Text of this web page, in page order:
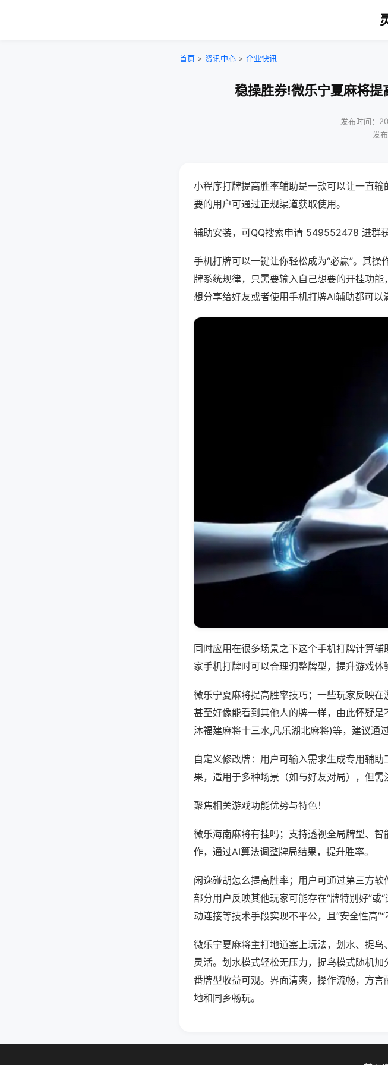
首页 > 资讯中心 > 企业快讯
稳操胜券!微乐宁夏麻将
发布时间：
发
小程序打牌提高胜率辅助是一款可以让一直
要的用户可通过正规渠道获取使用。
辅助安装，可QQ搜索申请 549552478 进群
手机打牌可以一键让你轻松成为“必赢”。其
牌系统规律，只需要输入自己想要的开挂功
想分享给好友或者使用手机打牌AI辅助都可以
同时应用在很多场景之下这个手机打牌计算
家手机打牌时可以合理调整牌型，提升游戏体
微乐宁夏麻将提高胜率技巧；一些玩家反映在
甚至好像能看到其他人的牌一样，由此怀疑
沐福建麻将十三水,凡乐湖北麻将)等，建议通
自定义修改牌：用户可输入需求生成专用辅
果，适用于多种场景（如与好友对局），但需
聚焦相关游戏功能优势与特色！
微乐海南麻将有挂吗；支持透视全局牌型、
作，通过AI算法调整牌局结果，提升胜率。
闲逸碰胡怎么提高胜率；用户可通过第三方软
部分用户反映其他玩家可能存在“牌特别好”或
动连接等技术手段实现不平公，且“安全性高”“
微乐宁夏麻将主打地道塞上玩法，划水、捉
灵活。划水模式轻松无压力，捉鸟模式随机
番牌型收益可观。界面清爽，操作流畅，方
地和同乡畅玩。